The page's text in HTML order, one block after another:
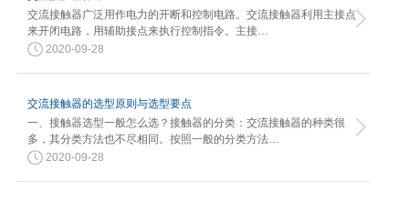
交流接触器广泛用作电力的开断和控制电路。交流接触器利用主接点
来开闭电路，用辅助接点来执行控制指令。主接…
2020-09-28
交流接触器的选型原则与选型要点
一、接触器选型一般怎么选？接触器的分类：交流接触器的种类很
多，其分类方法也不尽相同。按照一般的分类方法…
2020-09-28